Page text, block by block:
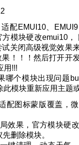
配EMUI10、
模块硬改emui10，
关闭高级视觉效果
！！！然后打开开
用!!!
哪个模块出现问题
模块重新应用主题
配图标蒙版覆盖，
效果，官方模块硬
删除模块。